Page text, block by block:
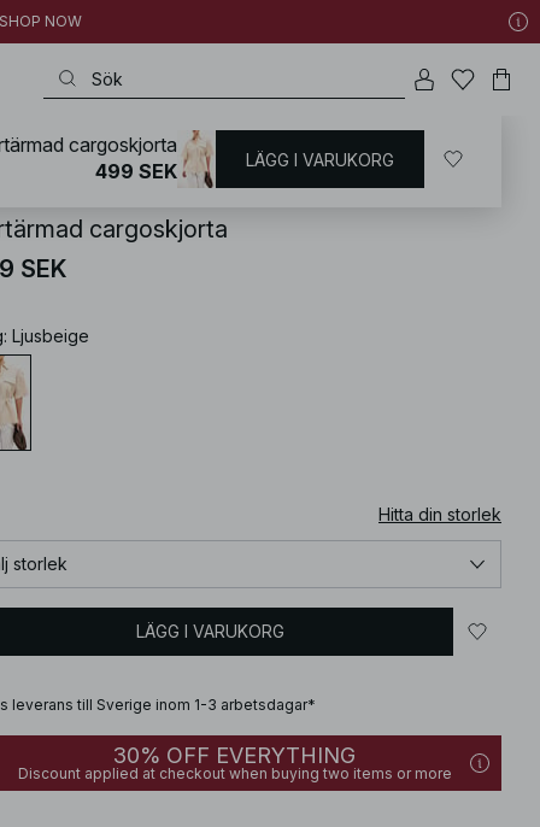
NOW
Skjortor & blusar / Skjortor
cargoskjorta
SEK
: Ljusbeige
Hitta din storlek
storlek
LÄGG I VARUKORG
leverans till Sverige inom 1-3 arbetsdagar*
30% OFF EVERYTHING
Discount applied at checkout when buying two items or more
cargoskjorta
499 SEK
LÄGG I VARUKORG